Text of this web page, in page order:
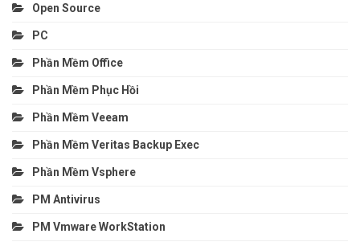
Open Source
PC
Phần Mềm Office
Phần Mềm Phục Hồi
Phần Mềm Veeam
Phần Mềm Veritas Backup Exec
Phần Mềm Vsphere
PM Antivirus
PM Vmware WorkStation